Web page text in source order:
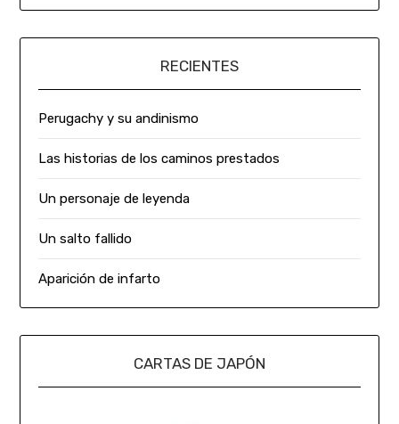
RECIENTES
Perugachy y su andinismo
Las historias de los caminos prestados
Un personaje de leyenda
Un salto fallido
Aparición de infarto
CARTAS DE JAPÓN